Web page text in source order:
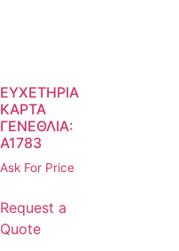
ΕΥΧΕΤΗΡΙΑ
ΚΑΡΤΑ
ΓΕΝΕΘΛΙΑ:
A1783
Ask For Price
Request a
Quote